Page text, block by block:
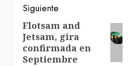
Siguiente
Siguiente
entrada:
Flotsam and
Jetsam, gira
confirmada en
Septiembre